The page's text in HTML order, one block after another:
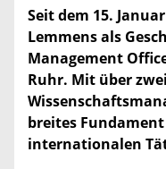
Seit dem 15.
Lemmens als
Management
Ruhr. Mit über
breites
internationalen